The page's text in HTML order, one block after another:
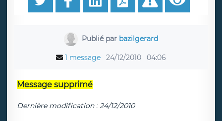
Publié par bazilgerard
1 message 24/12/2010 04:06
Message supprimé
Dernière modification : 24/12/2010